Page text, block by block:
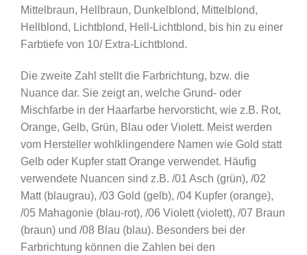
Mittelbraun, Hellbraun, Dunkelblond, Mittelblond,
Hellblond, Lichtblond, Hell-Lichtblond, bis hin zu einer
Farbtiefe von 10/ Extra-Lichtblond.
Die zweite Zahl stellt die Farbrichtung, bzw. die
Nuance dar. Sie zeigt an, welche Grund- oder
Mischfarbe in der Haarfarbe hervorsticht, wie z.B. Rot,
Orange, Gelb, Grün, Blau oder Violett. Meist werden
vom Hersteller wohlklingendere Namen wie Gold statt
Gelb oder Kupfer statt Orange verwendet. Häufig
verwendete Nuancen sind z.B. /01 Asch (grün), /02
Matt (blaugrau), /03 Gold (gelb), /04 Kupfer (orange),
/05 Mahagonie (blau-rot), /06 Violett (violett), /07 Braun
(braun) und /08 Blau (blau). Besonders bei der
Farbrichtung können die Zahlen bei den